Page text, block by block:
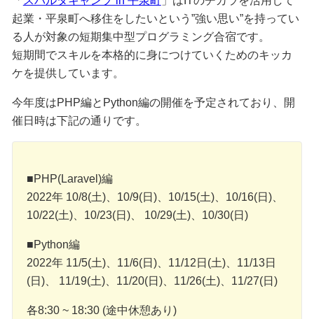
起業・平泉町へ移住をしたいという”強い思い”を持ってい
る人が対象の短期集中型プログラミング合宿です。
短期間でスキルを本格的に身につけていくためのキッカ
ケを提供しています。
今年度はPHP編とPython編の開催を予定されており、開
催日時は下記の通りです。
■PHP(Laravel)編
2022年 10/8(土)、10/9(日)、10/15(土)、10/16(日)、
10/22(土)、10/23(日)、 10/29(土)、10/30(日)
■Python編
2022年 11/5(土)、11/6(日)、11/12日(土)、11/13日
(日)、 11/19(土)、11/20(日)、11/26(土)、11/27(日)
各8:30 ~ 18:30 (途中休憩あり)